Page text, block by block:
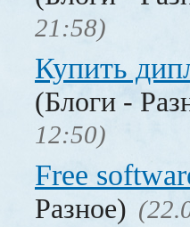
21:58)
Купить
(Блоги -
12:50)
Free
Разное)